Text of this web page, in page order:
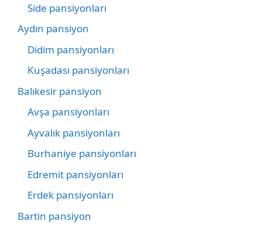
Side pansiyonları
Aydın pansiyon
Didim pansiyonları
Kuşadası pansiyonları
Balıkesir pansiyon
Avşa pansiyonları
Ayvalık pansiyonları
Burhaniye pansiyonları
Edremit pansiyonları
Erdek pansiyonları
Bartin pansiyon